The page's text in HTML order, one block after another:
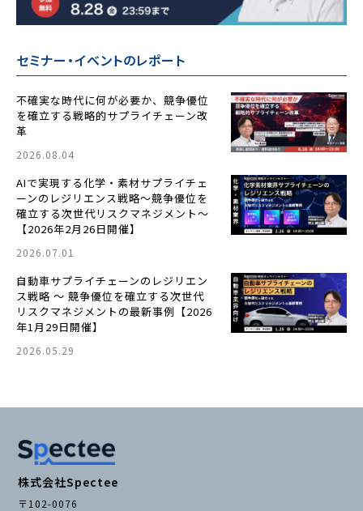
セミナー・イベントのレポート
不確実な時代に何が必要か、競争優位
を確立する戦略的サプライチェーン改
革
2026.08.04
AIで実現する化学・素材サプライチェ
ーンのレジリエンス戦略〜競争優位を
確立する次世代リスクマネジメント〜
【2026年2月26日開催】
2026.07.01
自動車サプライチェーンのレジリエン
ス戦略 ～ 競争優位を確立する次世代
リスクマネジメントの最新事例【2026
年1月29日開催】
2026.05.29
株式会社Spectee
〒102-0076